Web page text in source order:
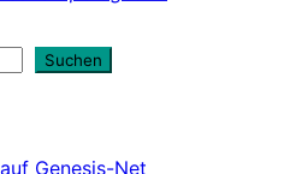
Suchen
Genesis-Net